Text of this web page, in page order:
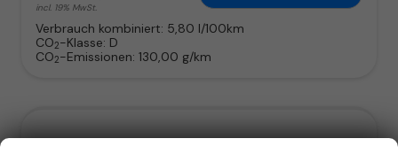
incl. 19% MwSt.
Verbrauch kombiniert: 5,80 l/100km
CO2-Klasse: D
CO2-Emissionen: 130,00 g/km